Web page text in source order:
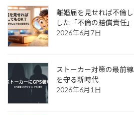
離婚届を見せれば不倫
した「不倫の賠償責任」
2026年6月7日
ストーカー対策の最前
を守る新時代
2026年6月1日